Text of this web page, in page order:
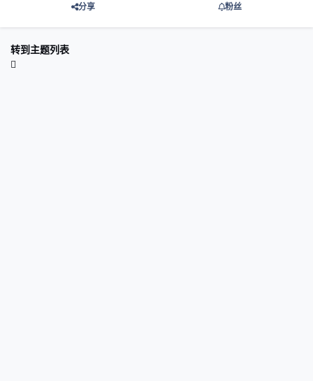
分享 粉丝
转到主题列表